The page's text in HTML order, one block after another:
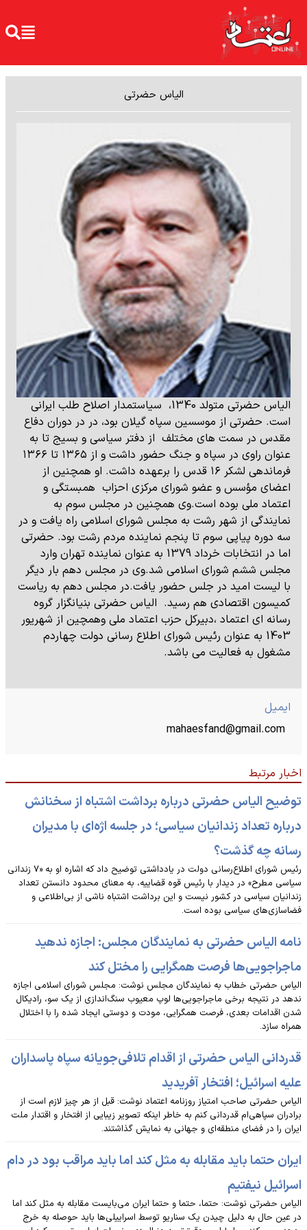
الیاس حضرتی
الیاس حضرتی متولد 1340، سیاستمدار اصلاح طلب ایرانی
است. حضرتی از موسسین سپاه گیلان بود، در در دوران دفاع
مقدس در سمت های مختلف از دفتر سیاسی و بسیج تا به
عنوان راوی در سپاه و جنگ حضور داشت و از ۱۳۶۵ تا ۱۳۶۶
فرماندهی لشکر ۱۶ قدس را برعهده داشت. او همچنین از
اعضای مؤسس و عضو شورای مرکزی احزاب همبستگی و
اعتماد ملی بوده است.وی همچنین در مجلس سوم به
نمایندگی از شهر رشت به مجلس شورای اسلامی راه یافت و در
سه دوره پیاپی سوم تا پنجم نماینده مردم رشت بود. حضرتی
اما در انتخابات خرداد 1379 به عنوان نماینده تهران وارد
مجلس ششم شورای اسلامی شد.وی در مجلس دهم بار دیگر
با لیست امید در جلس حضور یافت.در مجلس دهم به ریاست
کمیسون اقتصادی هم رسید. الیاس حضرتی بنیانگزار گروه
رسانه ای اعتماد ،دبیرکل حزب اعتماد ملی وهمچین از شهریور
1403 به عنوان رئیس شورای اطلاع رسانی دولت چهاردم
مشغول به فعالیت می باشد.
ایمیل
mahaesfand@gmail.com
اخبار مرتبط
توضیح الیاس حضرتی درباره برداشت اشتباه از سخنانش
درباره تعداد زندانیان سیاسی؛ در جلسه اژه‌ای با مدیران
رسانه چه گذشت؟
رئیس شورای اطلاع‌رسانی دولت در یادداشتی توضیح داد که اشاره او به «۷ زندانی
سیاسی مطرح» در دیدار با رئیس قوه قضاییه، به معنای محدود دانستن تعداد
زندانیان سیاسی در کشور نیست و این برداشت اشتباه ناشی از بی‌اطلاعی و
فضاسازی‌های سیاسی بوده است.
نامه الیاس حضرتی به نمایندگان مجلس: اجازه ندهید
ماجراجویی‌ها فرصت همگرایی را مختل کند
الیاس حضرتی خطاب به نمایندگان مجلس نوشت: مجلس شورای اسلامی اجازه
ندهد در نتیجه برخی ماجراجویی‌ها لوپ معیوب سنگ‌اندازی از یک سو، رادیکال
شدن اقدامات بعدی، فرصت همگرایی، مودت و دوستی ایجاد شده را با اختلال
همراه سازد.
قدردانی الیاس حضرتی از اقدام تلافی‌جویانه سپاه پاسداران
علیه اسرائیل؛ افتخار آفریدید
الیاس حضرتی صاحب امتیاز روزنامه اعتماد نوشت: قبل از هر چیز لازم است از
برادران سپاهی‌ام قدردانی کنم به خاطر اینکه تصویر زیبایی از افتخار و اقتدار ملت
ایران را در فضای منطقه‌ای و جهانی به نمایش گذاشتند.
ایران حتما باید مقابله به مثل کند اما باید مراقب بود در دام
اسرائیل نیفتیم
الیاس حضرتی نوشت: حتما، حتما و حتما ایران می‌بایست مقابله به مثل کند اما
در عین حال به دلیل چیدن یک سناریو توسط اسراییلی‌ها باید حوصله به خرج